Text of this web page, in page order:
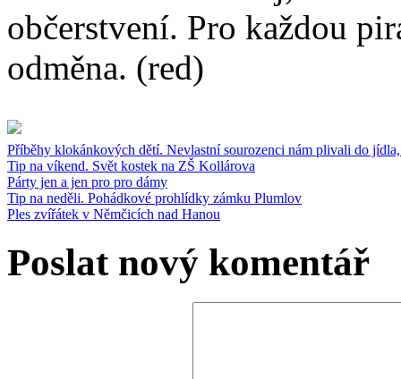
občerstvení. Pro každou
odměna. (red)
Příběhy klokánkových dětí. Nevlastní sourozenci nám plivali do
Tip na víkend. Svět kostek na ZŠ Kollárova
Párty jen a jen pro pro dámy
Tip na neděli. Pohádkové prohlídky zámku Plumlov
Ples zvířátek v Němčicích nad Hanou
Poslat nový komentář